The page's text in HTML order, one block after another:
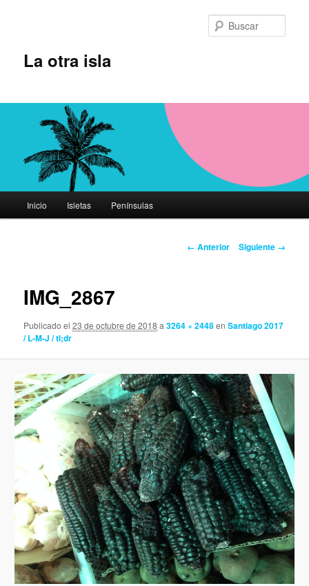
La otra isla
Inicio Isletas Penínsulas
Navegador
← Anterior Siguiente →
IMG_2867
Publicado el 23 de octubre de 2018 a3264 × 2448enSantiago 2017
/ L-M-J / tl;dr